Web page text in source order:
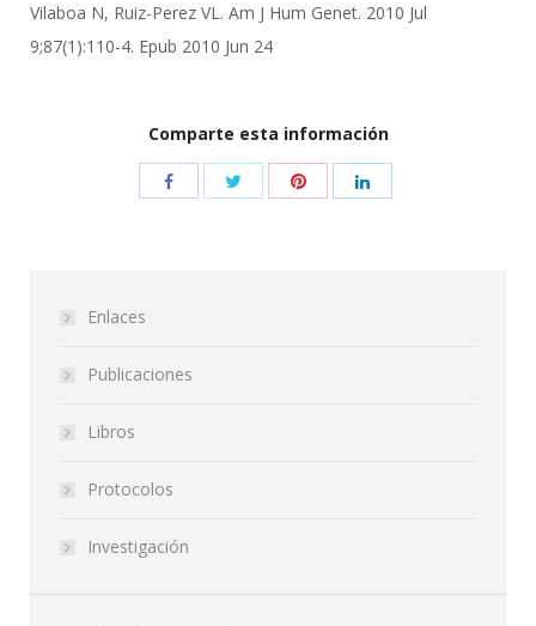
Vilaboa N, Ruiz-Perez VL. Am J Hum Genet. 2010 Jul
9;87(1):110-4. Epub 2010 Jun 24
Comparte esta información
Enlaces
Publicaciones
Libros
Protocolos
Investigación